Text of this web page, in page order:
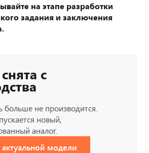
на этапе разработки
задания и заключения
с
больше не производится.
новый,
аналог.
модели